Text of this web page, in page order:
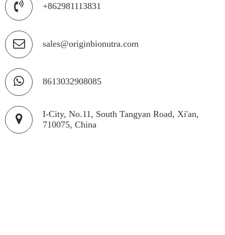
+862981113831
sales@originbionutra.com
8613032908085
I-City, No.11, South Tangyan Road, Xi'an,
710075, China